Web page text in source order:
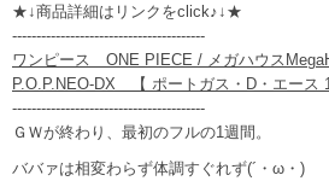
★↓商品詳細はリンクをclick♪↓★
----------------------------------------
ワンピース ONE PIECE / メガハウス
P.O.P.NEO-DX 【 ポートガス・D・エース
----------------------------------------
ＧＷが終わり、最初のフルの1週間。
ババァは相変わらず体調すぐれず(´・ω・)